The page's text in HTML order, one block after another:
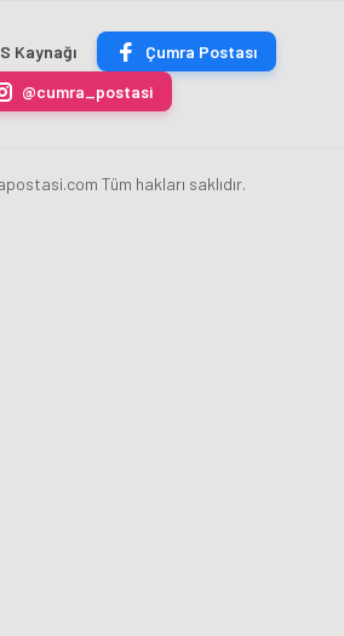
İlgi
Gördü
Kaynağı
Çumra Postası
@cumra_postasi
Tüm hakları saklıdır.